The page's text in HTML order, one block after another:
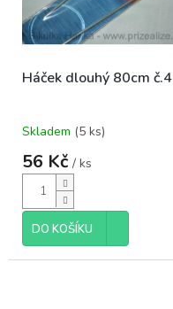
Háček dlouhý 80cm č.4
Skladem (5 ks)
56 Kč / ks
DO KOŠÍKU